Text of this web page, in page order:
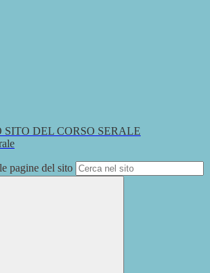
SITO DEL CORSO SERALE
pagine del sito